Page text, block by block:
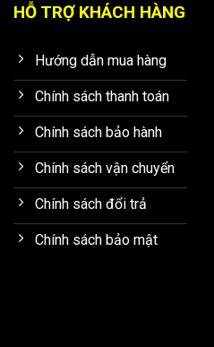
HỖ TRỢ KHÁCH HÀNG
Hướng dẫn mua hàng
Chính sách thanh toán
Chính sách bảo hành
Chính sách vận chuyển
Chính sách đổi trả
Chính sách bảo mật